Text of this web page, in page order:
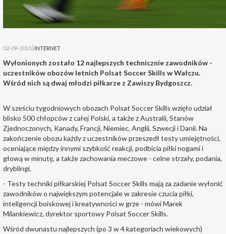
02-09-2010 INTERNET
Wyłonionych zostało 12 najlepszych technicznie zawodników -
uczestników obozów letnich Polsat Soccer Skills w Wałczu.
Wśród nich są dwaj młodzi piłkarze z Zawiszy Bydgoszcz.
W sześciu tygodniowych obozach Polsat Soccer Skills wzięło udział
blisko 500 chłopców z całej Polski, a także z Australii, Stanów
Zjednoczonych, Kanady, Francji, Niemiec, Anglii, Szwecji i Danii. Na
zakończenie obozu każdy z uczestników przeszedł testy umiejętności,
oceniające między innymi szybkość reakcji, podbicia piłki nogami i
głową w minutę, a także zachowania meczowe - celne strzały, podania,
dryblingi.
- Testy techniki piłkarskiej Polsat Soccer Skills mają za zadanie wyłonić
zawodników o największym potencjale w zakresie czucia piłki,
inteligencji boiskowej i kreatywności w grze - mówi Marek
Milankiewicz, dyrektor sportowy Polsat Soccer Skills.
Wśród dwunastu najlepszych (po 3 w 4 kategoriach wiekowych)